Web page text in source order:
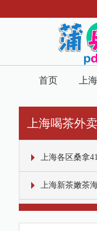
首页 上
上海喝茶外
上海各区桑拿
上海新茶嫩茶